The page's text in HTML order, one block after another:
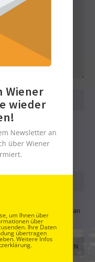
diesem Browser für
Sie Ihren
(und ev. Webseite) an
diese auf unserem
Wiener
wieder
Newsletter an
über Wiener
um Ihnen über
über
Ihre Daten
übertragen
Weitere Infos